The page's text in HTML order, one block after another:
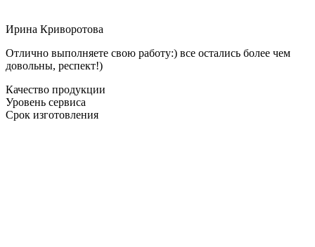
Ирина Криворотова
Отлично выполняете свою работу:) все остались более чем
довольны, респект!)
Качество продукции
Уровень сервиса
Срок изготовления